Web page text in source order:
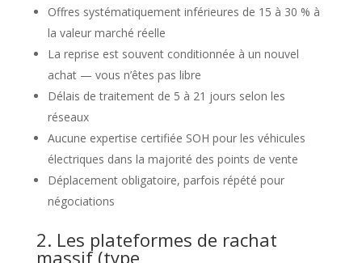
Offres systématiquement inférieures de 15 à 30 % à
la valeur marché réelle
La reprise est souvent conditionnée à un nouvel
achat — vous n’êtes pas libre
Délais de traitement de 5 à 21 jours selon les
réseaux
Aucune expertise certifiée SOH pour les véhicules
électriques dans la majorité des points de vente
Déplacement obligatoire, parfois répété pour
négociations
2. Les plateformes de rachat
massif (type